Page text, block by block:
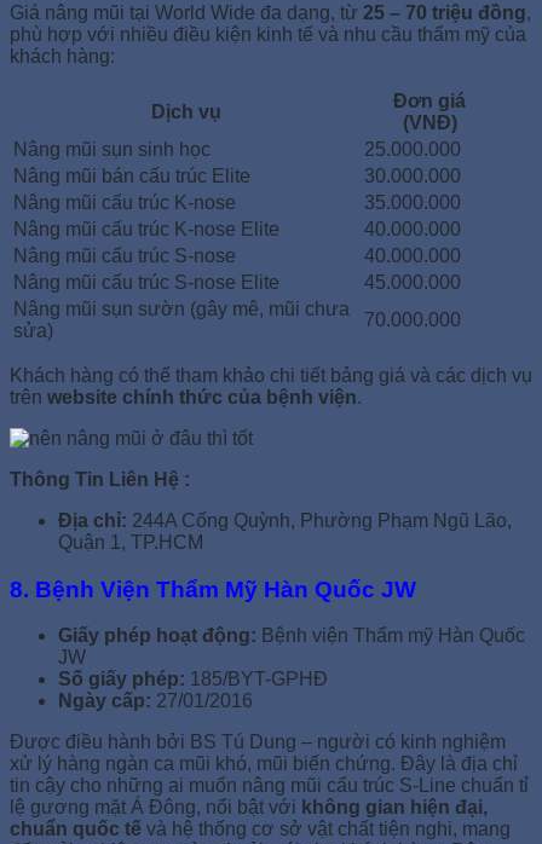
Giá nâng mũi tại World Wide đa dạng, từ 25 – 70 triệu đồng,
phù hợp với nhiều điều kiện kinh tế và nhu cầu thẩm mỹ của
khách hàng:
Dịch vụ
Đơn giá
(VNĐ)
Nâng mũi sụn sinh học
25.000.000
Nâng mũi bán cấu trúc Elite
30.000.000
Nâng mũi cấu trúc K-nose
35.000.000
Nâng mũi cấu trúc K-nose Elite
40.000.000
Nâng mũi cấu trúc S-nose
40.000.000
Nâng mũi cấu trúc S-nose Elite
45.000.000
Nâng mũi sụn sườn (gây mê, mũi chưa
sửa)
70.000.000
Khách hàng có thể tham khảo chi tiết bảng giá và các dịch vụ
trên website chính thức của bệnh viện.
Thông Tin Liên Hệ :
Địa chỉ: 244A Cống Quỳnh, Phường Phạm Ngũ Lão,
Quận 1, TP.HCM
8. Bệnh Viện Thẩm Mỹ Hàn Quốc JW
Giấy phép hoạt động: Bệnh viện Thẩm mỹ Hàn Quốc
JW
Số giấy phép: 185/BYT-GPHĐ
Ngày cấp: 27/01/2016
Được điều hành bởi BS Tú Dung – người có kinh nghiệm
xử lý hàng ngàn ca mũi khó, mũi biến chứng. Đây là địa chỉ
tin cậy cho những ai muốn nâng mũi cấu trúc S-Line chuẩn tỉ
lệ gương mặt Á Đông, nổi bật với không gian hiện đại,
chuẩn quốc tế và hệ thống cơ sở vật chất tiện nghi, mang